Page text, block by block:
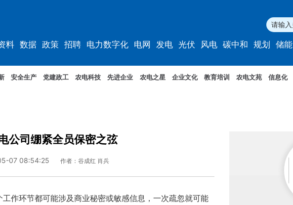
料 数据 政策 招聘 电力数字化 电网 发电 光伏 风电 碳中和 规划 储能
安全生产 党建政工 农电科技 先进企业 农电之星 企业文化 教育培训 农电文苑 信息化
公司绷紧全员保密之弦
07 08:54:25 作者：谷成红 肖兵
环节都可能涉及商业秘密或敏感信息，一次疏忽就可能